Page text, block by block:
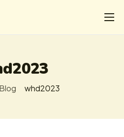
Blog whd2023